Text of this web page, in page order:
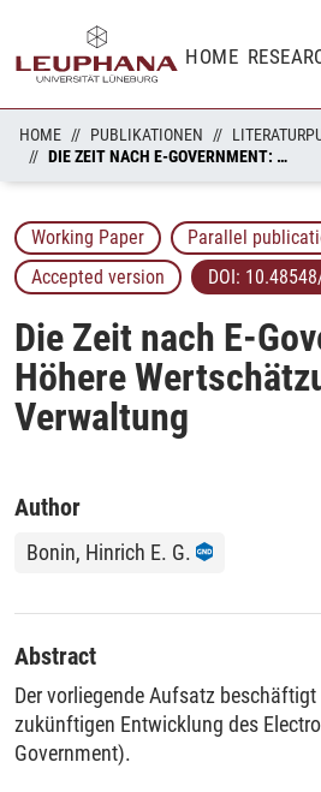
HOME
HOME PUBLIKATIONEN
DIE ZEIT NACH E-GOVERNMENT: HÖHERE WERTSCHÄTZUNG DER VERWALTUNG
Working Paper
Parallel
Accepted version
DOI:
Die Zeit nach E-
Höhere
Verwaltung
Author
Bonin, Hinrich E. G.
Abstract
Der vorliegende Aufsatz
zukünftigen Entwicklung des
Government).